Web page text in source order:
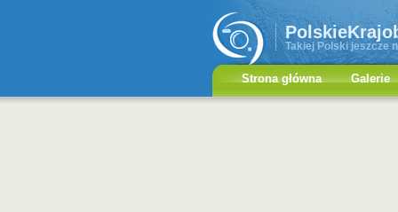
Takiej Polski jeszcze
Strona główna Galerie